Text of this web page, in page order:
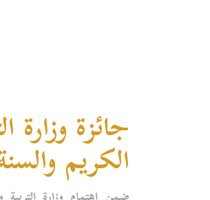
جائزة وزارة
الكريم